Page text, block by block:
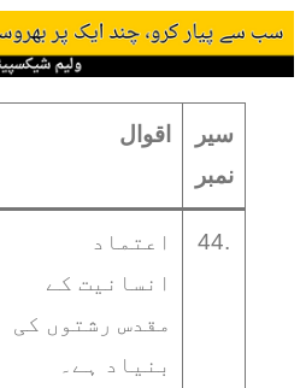
اقوال
سیر
نمبر
اعتماد
انسانیت کے
مقدس رشتوں کی
بنیاد ہے۔
44.